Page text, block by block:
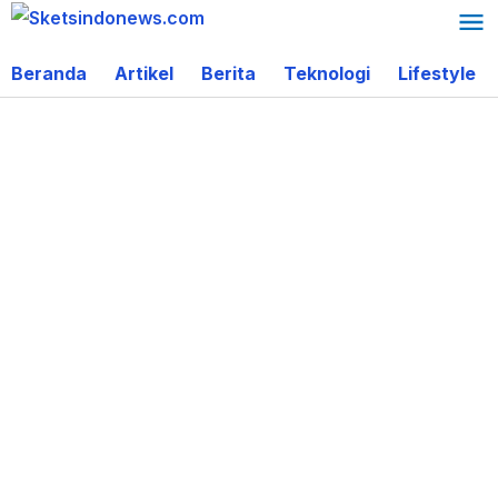
Lewati
konten
Beranda Artikel Berita Teknologi Lifestyle